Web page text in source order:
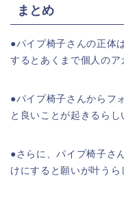
まとめ
●パイプ椅子さんの正体
するとあくまで個人のア
●パイプ椅子さんからフ
と良いことが起きるらし
●さらに、パイプ椅子さ
けにすると願いが叶うら